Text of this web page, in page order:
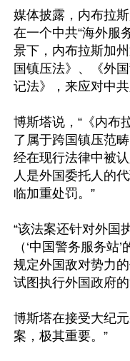
媒体披露，内布拉
在一个中共“海外服
景下，内布拉斯加
国镇压法》、《外
记法》，来应对中
博斯塔说，“《内布
了属于跨国镇压范
经在现行法律中被
人是外国委托人的
临加重处罚。”
“该法案还针对外国
（‘中国警务服务站
规定外国敌对势力
试图执行外国政府
博斯塔在接受大纪
案，极其重要。”